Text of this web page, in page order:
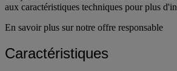
aux caractéristiques techniques pour plus
En savoir plus sur notre offre responsable
Caractéristiques